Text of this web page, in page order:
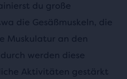
du große
die Gesäßmuskeln, die
Muskulatur an den
werden diese
Aktivitäten gestärkt